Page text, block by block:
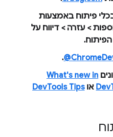
פיתוח באמצעות
> עזרה > דיווח על
.
What's new in
אוDevTools Tips